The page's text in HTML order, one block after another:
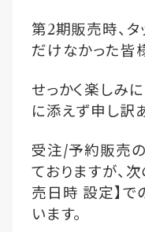
第2期販売時、
だけなかった皆
せっかく楽しみ
に添えず申し訳
受注/予約販売
ておりますが、
売日時 設定】
います。